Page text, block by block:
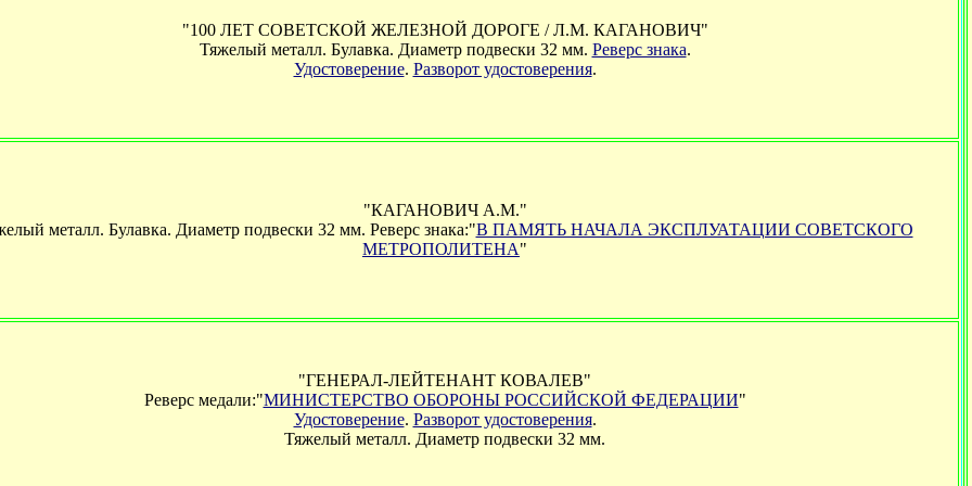
"100 ЛЕТ СОВЕТСКОЙ ЖЕЛЕЗНОЙ ДОРОГЕ / Л.М. КАГАНОВИЧ"
Тяжелый металл. Булавка. Диаметр подвески 32 мм. Реверс знака.
Удостоверение. Разворот удостоверения.
"КАГАНОВИЧ А.М."
металл. Булавка. Диаметр подвески 32 мм. Реверс знака:"В ПАМЯТЬ НАЧАЛА ЭКСПЛУАТАЦИИ СОВЕТСКОГО
МЕТРОПОЛИТЕНА"
"ГЕНЕРАЛ-ЛЕЙТЕНАНТ КОВАЛЕВ"
Реверс медали:"МИНИСТЕРСТВО ОБОРОНЫ РОССИЙСКОЙ ФЕДЕРАЦИИ"
Удостоверение. Разворот удостоверения.
Тяжелый металл. Диаметр подвески 32 мм.